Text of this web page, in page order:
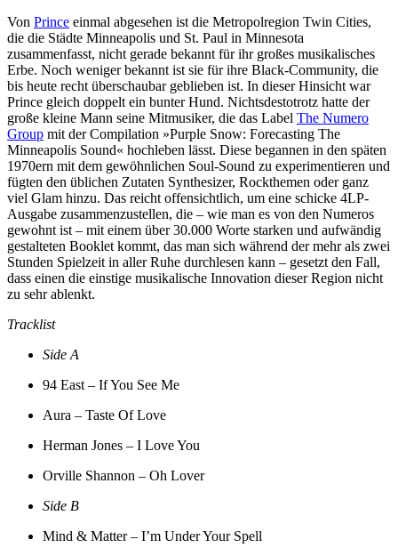
Von Prince einmal abgesehen ist die Metropolregion Twin Cities,
die die Städte Minneapolis und St. Paul in Minnesota
zusammenfasst, nicht gerade bekannt für ihr großes musikalisches
Erbe. Noch weniger bekannt ist sie für ihre Black-Community, die
bis heute recht überschaubar geblieben ist. In dieser Hinsicht war
Prince gleich doppelt ein bunter Hund. Nichtsdestotrotz hatte der
große kleine Mann seine Mitmusiker, die das Label The Numero
Group mit der Compilation »Purple Snow: Forecasting The
Minneapolis Sound« hochleben lässt. Diese begannen in den späten
1970ern mit dem gewöhnlichen Soul-Sound zu experimentieren und
fügten den üblichen Zutaten Synthesizer, Rockthemen oder ganz
viel Glam hinzu. Das reicht offensichtlich, um eine schicke 4LP-
Ausgabe zusammenzustellen, die – wie man es von den Numeros
gewohnt ist – mit einem über 30.000 Worte starken und aufwändig
gestalteten Booklet kommt, das man sich während der mehr als zwei
Stunden Spielzeit in aller Ruhe durchlesen kann – gesetzt den Fall,
dass einen die einstige musikalische Innovation dieser Region nicht
zu sehr ablenkt.
Tracklist
Side A
94 East – If You See Me
Aura – Taste Of Love
Herman Jones – I Love You
Orville Shannon – Oh Lover
Side B
Mind & Matter – I’m Under Your Spell